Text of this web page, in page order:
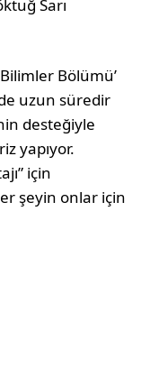
Sarı
Bölümü’
uzun süredir
desteğiyle
yapıyor.
için
şeyin onlar için